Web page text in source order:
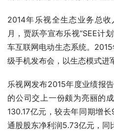
2014年乐视全生态业务总
月，贾跃亭宣布乐视“SEE计
车互联网电动生态系统。
级手机发布会，以生态模式进
乐视网发布2015年度业绩报
的公司交上一份颇为亮丽的
130.17亿元，较去年同期增
通股股东净利润5.73亿元，同